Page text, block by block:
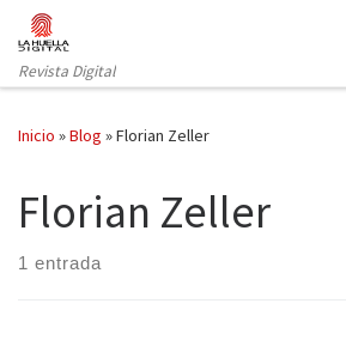
Saltar al contenido
Revista Digital
Inicio »Blog »Florian Zeller
Florian Zeller
1 entrada